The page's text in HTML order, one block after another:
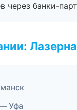
через банки-
Уфа